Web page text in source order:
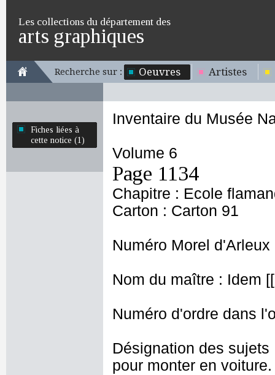
Les collections du département des
arts graphiques
Recherche sur : Oeuvres Artistes
Fiches liées à
cette notice (1)
Inventaire du Musée
Volume 6
Page 1134
Chapitre : Ecole
Carton : Carton 91
Numéro Morel d'Arleux
Nom du maître : Idem
Numéro d'ordre dans
Désignation des
pour monter en